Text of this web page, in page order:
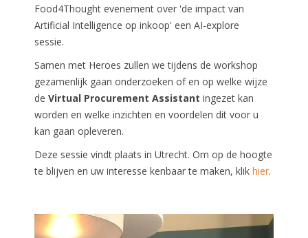
Food4Thought evenement over 'de impact van
Artificial Intelligence op inkoop' een AI-explore
sessie.
Samen met Heroes zullen we tijdens de workshop
gezamenlijk gaan onderzoeken of en op welke wijze
de Virtual Procurement Assistant ingezet kan
worden en welke inzichten en voordelen dit voor u
kan gaan opleveren.
Deze sessie vindt plaats in Utrecht. Om op de hoogte
te blijven en uw interesse kenbaar te maken, klik hier.